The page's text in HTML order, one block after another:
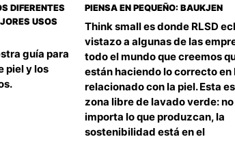
DIFERENTES
USOS
guía para
piel y los
PIENSA EN PEQUEÑO: BAUKJEN
Think small es donde RLSD
vistazo a algunas de las
todo el mundo que creemos
están haciendo lo correcto en
relacionado con la piel. Esta
zona libre de lavado verde: no
importa lo que produzcan, la
sostenibilidad está en el